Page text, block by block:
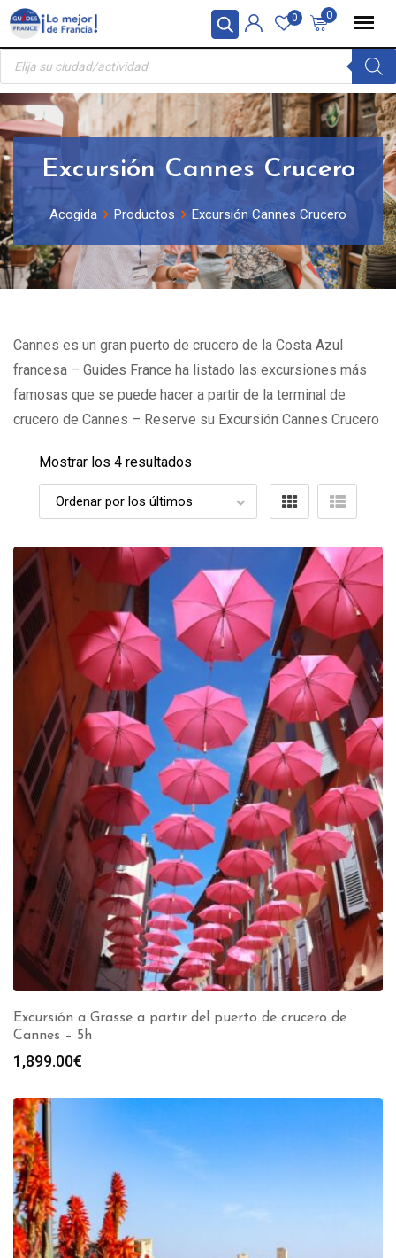
Panel de gestión de cookies
Skip
content
0
0
Búsqueda
productos
Excursión Cannes Crucero
Acogida Productos Excursión Cannes Crucero
Cannes es un gran puerto de crucero de la Costa Azul
francesa – Guides France ha listado las excursiones más
famosas que se puede hacer a partir de la terminal de
crucero de Cannes – Reserve su Excursión Cannes Crucero
Mostrar los 4 resultados
Excursión a Grasse a partir del puerto de crucero de
Cannes – 5h
1,899.00€